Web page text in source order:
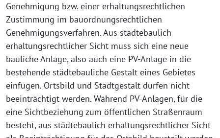
Genehmigung bzw. einer erhaltungsrechtlichen
Zustimmung im bauordnungsrechtlichen
Genehmigungsverfahren. Aus städtebaulich
erhaltungsrechtlicher Sicht muss sich eine neue
bauliche Anlage, also auch eine PV-Anlage in die
bestehende städtebauliche Gestalt eines Gebietes
einfügen. Ortsbild und Stadtgestalt dürfen nicht
beeinträchtigt werden. Während PV-Anlagen, für die
eine Sichtbeziehung zum öffentlichen Straßenraum
besteht, aus städtebaulich erhaltungsrechtlicher Sicht